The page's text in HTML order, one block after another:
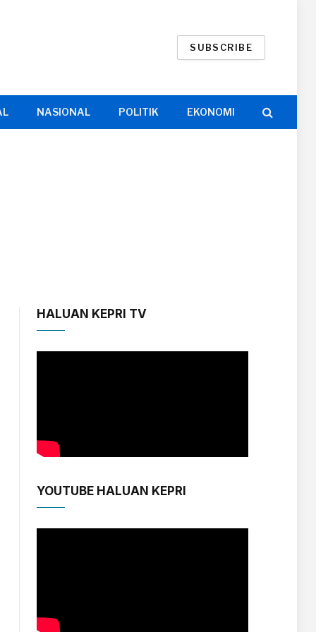
SUBSCRIBE
NASIONAL POLITIK EKONOMI
HALUAN KEPRI TV
YOUTUBE HALUAN KEPRI